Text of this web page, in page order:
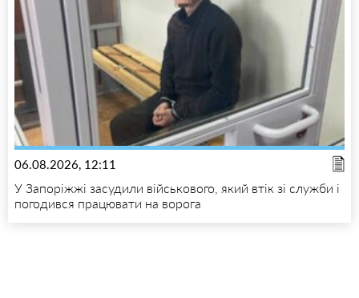
06.08.2026, 12:11
У Запоріжжі засудили військового, який втік зі служби і
погодився працювати на ворога